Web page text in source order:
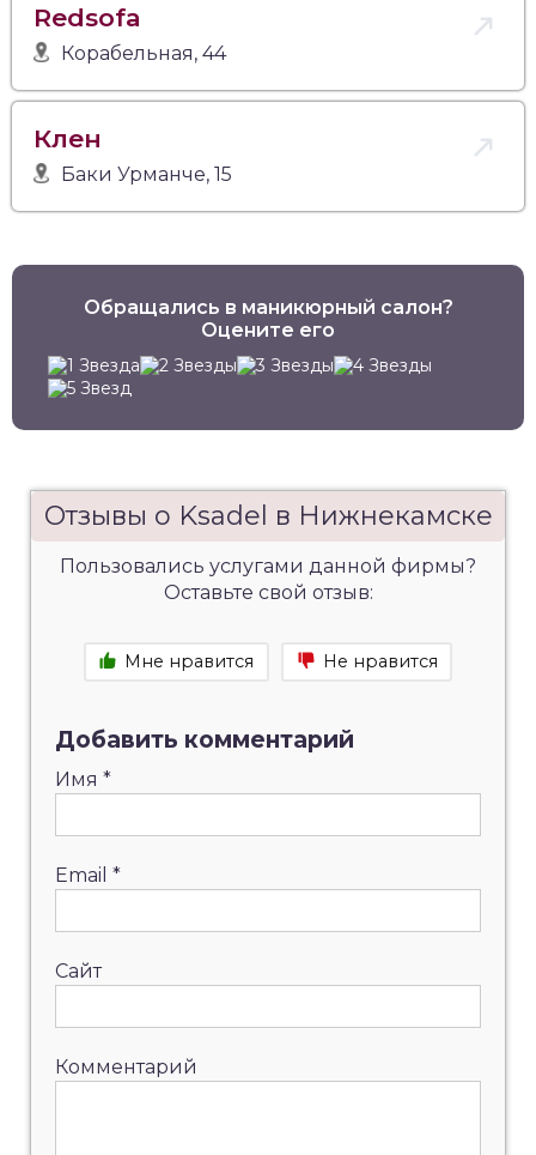
Redsofa
Корабельная, 44
Клeн
Баки Урманче, 15
Обращались в маникюрный салон?
Оцените его
Отзывы о Ksadel в Нижнекамске
Пользовались услугами данной фирмы?
Оставьте свой отзыв:
Мне нравится Не нравится
Добавить комментарий
Имя *
Email *
Сайт
Комментарий